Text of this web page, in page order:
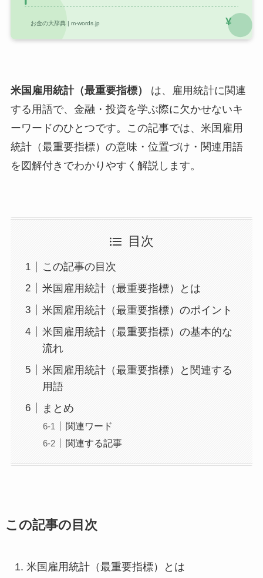
米国雇用統計（最重要指標）
は、雇用統計に関連
する用語で、金融・投資を学ぶ際に欠かせないキ
ーワードのひとつです。この記事では、米国雇用
統計（最重要指標）の意味・位置づけ・関連用語
を図解付きでわかりやすく解説します。
目次
この記事の目次
米国雇用統計（最重要指標）とは
米国雇用統計（最重要指標）のポイント
米国雇用統計（最重要指標）の基本的な
流れ
米国雇用統計（最重要指標）と関連する
用語
まとめ
関連ワード
関連する記事
この記事の目次
米国雇用統計（最重要指標）とは